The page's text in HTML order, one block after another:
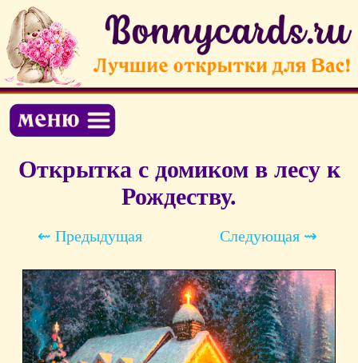
Открытка с домиком в лесу к
Рождеству.
⇜ Предыдущая Следующая ⇝